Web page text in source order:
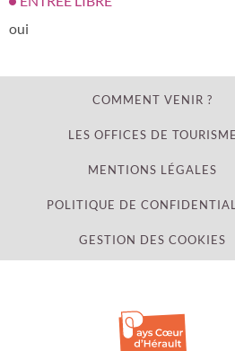
oui
COMMENT VENIR ?
LES OFFICES DE TOURISME
MENTIONS LÉGALES
POLITIQUE DE
GESTION DES COOKIES